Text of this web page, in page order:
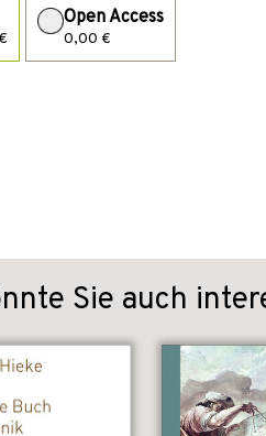
Open Access
0,00 €
Sie auch